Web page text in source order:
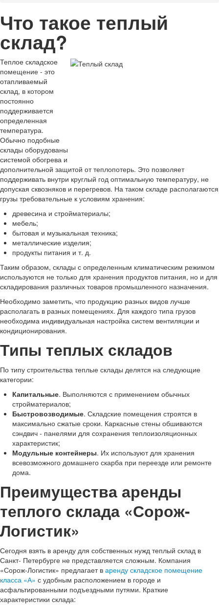
Что такое теплый
склад?
Теплое складское
помещение - это
отапливаемый
склад, в котором
постоянно
поддерживается
определенная
температура.
Обычно подобные
склады оборудованы
системой обогрева и
дополнительной защитой от теплопотерь. Это позволяет
поддерживать внутри круглый год оптимальную температуру, не
допуская сквозняков и перегревов. На таком складе располагаются
грузы требовательные к условиям хранения:
древесина и стройматериалы;
мебель;
бытовая и музыкальная техника;
металлические изделия;
продукты питания и т. д.
Таким образом, склады с определенным климатическим режимом
используются не только для хранения продуктов питания, но и для
складирования различных товаров промышленного назначения.
Необходимо заметить, что продукцию разных видов лучше
располагать в разных помещениях. Для каждого типа грузов
необходима индивидуальная настройка систем вентиляции и
кондиционирования.
Типы теплых складов
По типу строительства теплые склады делятся на следующие
категории:
Капитальные. Выполняются с применением обычных
стройматериалов;
Быстровозводимые. Складские помещения строятся в
максимально сжатые сроки. Каркасные стены обшиваются
сэндвич - панелями для сохранения теплоизоляционных
характеристик;
Модульные контейнеры. Их используют для хранения
всевозможного домашнего скарба при переезде или ремонте
дома.
Преимущества аренды
теплого склада «Сорож-
Логистик»
Сегодня взять в аренду для собственных нужд теплый склад в
Санкт- Петербурге не представляется сложным. Компания
«Сорож-Логистик» предлагает в аренду складское помещение
класса «А» с удобным расположением в городе и
асфальтированными подъездными путями. Краткие
характеристики склада: